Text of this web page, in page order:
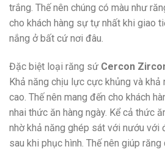
trắng. Thế nên chúng có màu như
cho khách hàng sự tự nhất khi giao
nắng ở bất cứ nơi đâu.
Đặc biệt loại răng sứ Cercon
Khả năng chịu lực cực khủng và khả
cao. Thế nên mang đến cho khách
nhai thức ăn hàng ngày. Kể cả thức
nhờ khả năng ghép sát với nướu với
sau khi phục hình. Thế nên giúp